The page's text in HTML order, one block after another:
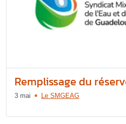
Remplissage du
3 mai Le SMGEAG